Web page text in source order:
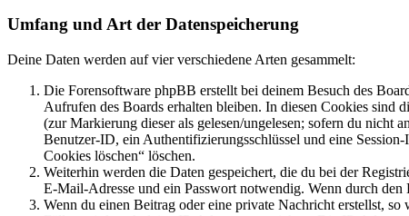
Umfang und Art der Datenspeicherung
Deine Daten werden auf vier verschiedene Arten gesammelt:
Die Forensoftware phpBB erstellt bei deinem Besuch des
Aufrufen des Boards erhalten bleiben. In diesen Cookies sind
(zur Markierung dieser als gelesen/ungelesen; sofern du nicht
Benutzer-ID, ein Authentifizierungsschlüssel und eine
Cookies löschen“ löschen.
Weiterhin werden die Daten gespeichert, die du bei der
E-Mail-Adresse und ein Passwort notwendig. Wenn durch
Wenn du einen Beitrag oder eine private Nachricht erstellst,